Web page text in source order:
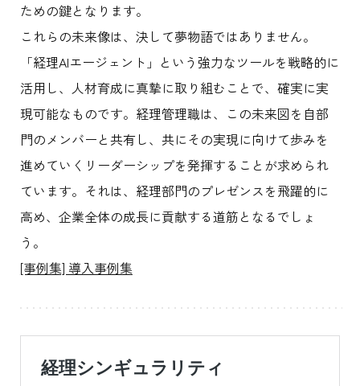
ための鍵となります。
これらの未来像は、決して夢物語ではありません。
「経理AIエージェント」という強力なツールを戦略的に
活用し、人材育成に真摯に取り組むことで、確実に実
現可能なものです。経理管理職は、この未来図を自部
門のメンバーと共有し、共にその実現に向けて歩みを
進めていくリーダーシップを発揮することが求められ
ています。それは、経理部門のプレゼンスを飛躍的に
高め、企業全体の成長に貢献する道筋となるでしょ
う。
[事例集] 導入事例集